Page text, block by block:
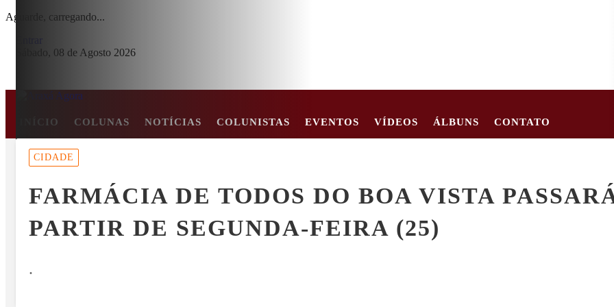
Aguarde, carregando...
Sábado, 08 de Agosto 2026
INÍCIO COLUNAS NOTÍCIAS COLUNISTAS EVENTOS VÍDEOS ÁLBUNS CONTATO
MENU
CIDADE
FARMÁCIA DE TODOS DO BOA VISTA
PARTIR DE SEGUNDA-FEIRA (25)
.